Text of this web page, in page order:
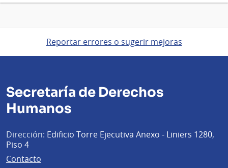
Reportar errores o sugerir mejoras
Secretaría de Derechos
Humanos
Dirección: Edificio Torre Ejecutiva Anexo - Liniers 1280,
Piso 4
Contacto